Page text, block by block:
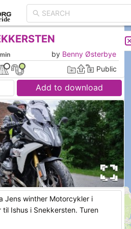
LIST
by Benny Østerbye
Public
Add to download
Jens winther Motorcykler i
til Ishus i Snekkersten. Turen